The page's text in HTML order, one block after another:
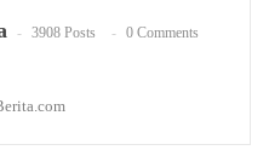
3908 Posts 0 Comments